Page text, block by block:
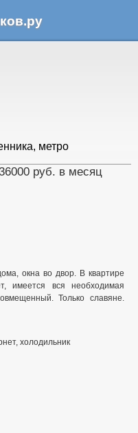
метро
руб. в месяц
окна во двор. В квартире
имеется вся необходимая
Только славяне.
холодильник